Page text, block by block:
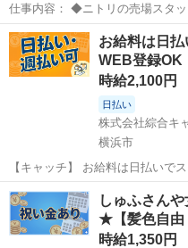
仕事内容： ◆ニトリの売場スタッフ◆ 【仕事内容】 【ニト
の接客スタッフ】 主なお仕事は
せたインテリア雑貨の陳列など。 商品を販売するだけでなく、 お客様
からのお問合わせの対応...
神奈川 横浜市 矢向駅 そ
お給料は日
WEB登録OK
時給2,100円
日払い
株式会社綜合キ
横浜市
【キャッチ】 お給料は日払いで
OK！「装置の品質管理」高時給
スタッフが多数活躍中★ 【コメント】 ＼大手人材派遣会社で働きませ
んか♪／ 「新しい...
神奈川 横浜市 その他
しゅふさん
★【髪色自由
時給1,350円